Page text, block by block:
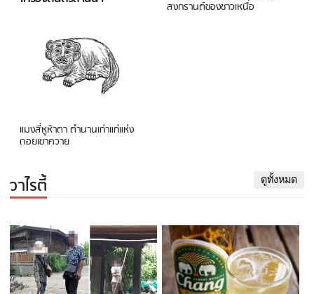
สงกรานต์ของชาวเหนือ
แมงสี่หูห้าตา ตำนานเก่าแก่แห่ง
ดอยเขาควาย
วาไรตี้ ดูทั้งหมด